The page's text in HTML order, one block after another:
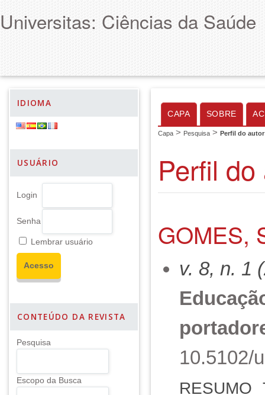
Universitas: Ciências da Saúde
IDIOMA
USUÁRIO
Login
Senha
Lembrar usuário
CONTEÚDO DA REVISTA
Pesquisa
Escopo da Busca
CAPA SOBRE
Capa > Pesquisa > Perfil do autor
Perfil
GOMES,
v. 8, n. 1
10.5102/
RESUMO